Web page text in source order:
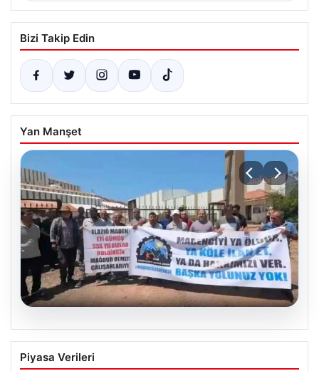
Bizi Takip Edin
Yan Manşet
Bağımsız Maden-İş: ‘Verilen sözler
tutulmadı, pazartesi Ankara’dayız’
Piyasa Verileri